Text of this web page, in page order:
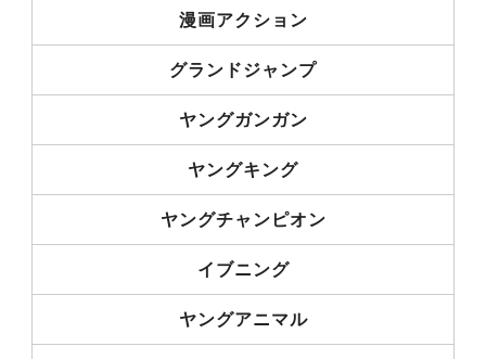
漫画アクション
グランドジャンプ
ヤングガンガン
ヤングキング
ヤングチャンピオン
イブニング
ヤングアニマル